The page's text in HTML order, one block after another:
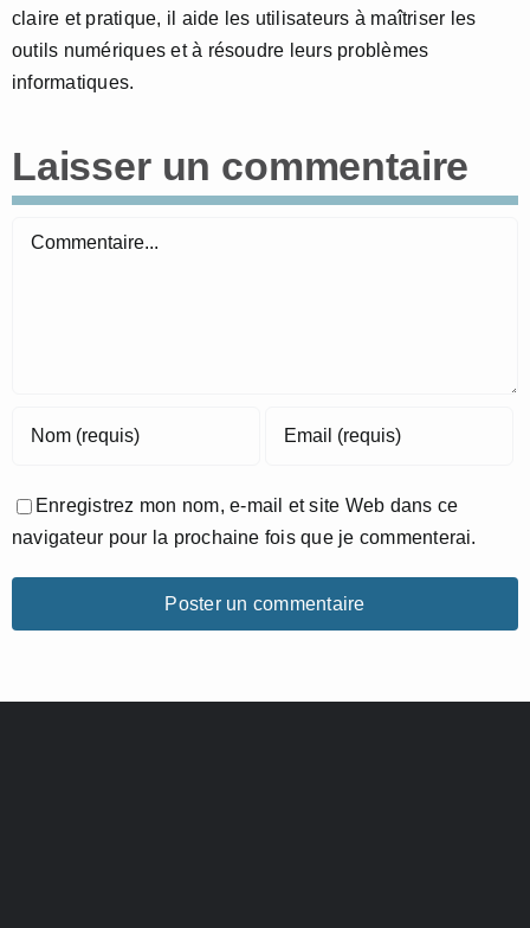
claire et pratique, il aide les utilisateurs à maîtriser les
outils numériques et à résoudre leurs problèmes
informatiques.
Laisser un commentaire
Commentaire
Enregistrez mon nom, e-mail et site Web dans ce
navigateur pour la prochaine fois que je commenterai.